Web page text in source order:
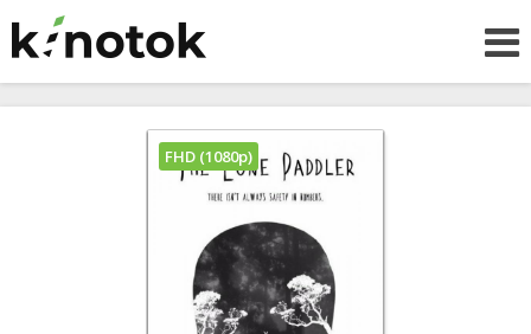
FHD (1080p)